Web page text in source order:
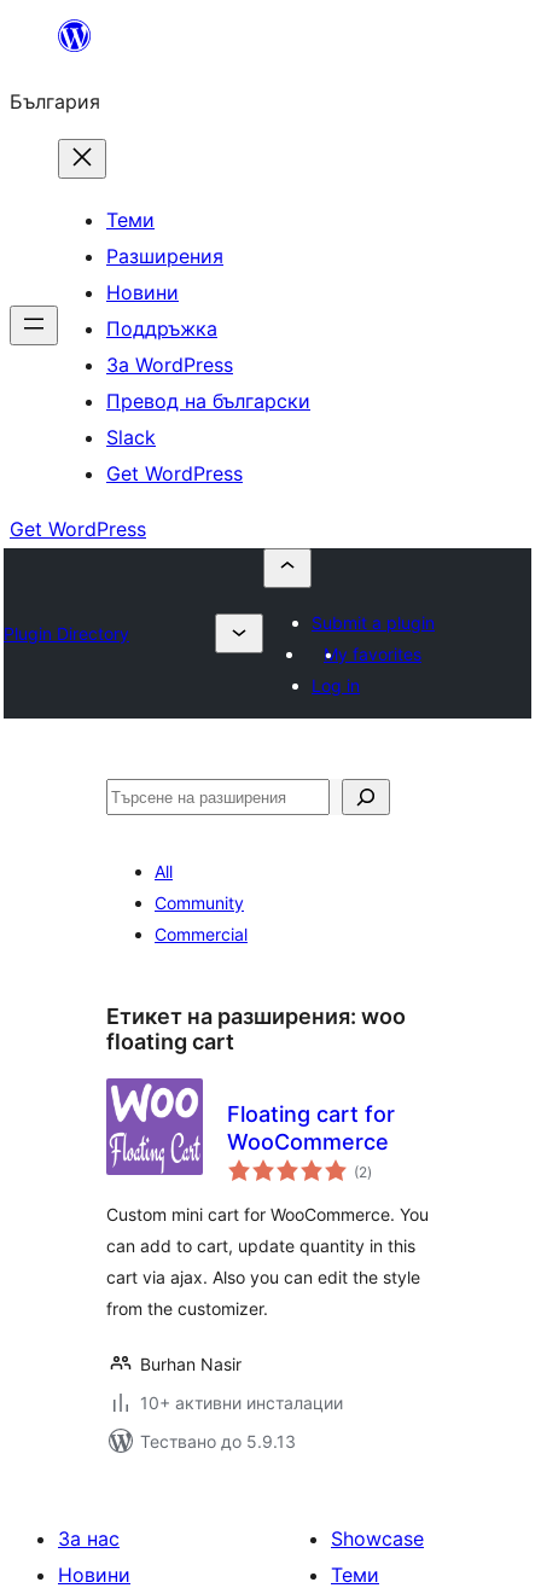
България
Теми
Разширения
Новини
Поддръжка
За WordPress
Превод на български
Slack
Get WordPress
Get WordPress
Plugin Directory
Submit a plugin
My favorites
Log in
Търсене
All
Community
Commercial
Етикет на разширения: woo
floating cart
Floating cart for
WooCommerce
(2общо
оценки
)
Custom mini cart for WooCommerce. You
can add to cart, update quantity in this
cart via ajax. Also you can edit the style
from the customizer.
Burhan Nasir
10+ активни инсталации
Тествано до 5.9.13
За нас
Новини
Showcase
Теми